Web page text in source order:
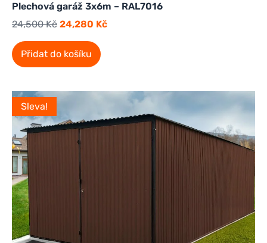
Plechová garáž 3x6m – RAL7016
24,500Kč 24,280 Kč
Přidat do košíku
Sleva!